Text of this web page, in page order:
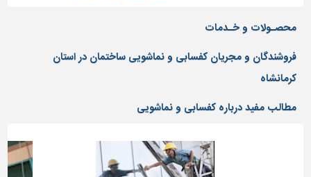
نرده
و
حفاظ
دیوارپوش،
و
محصـولات و خـدمات
فروشندگان و مجریان کفسابی و نماشویی ساختمان در استان
کرمانشاه
مطالب مفید درباره کفسابی و نماشویی